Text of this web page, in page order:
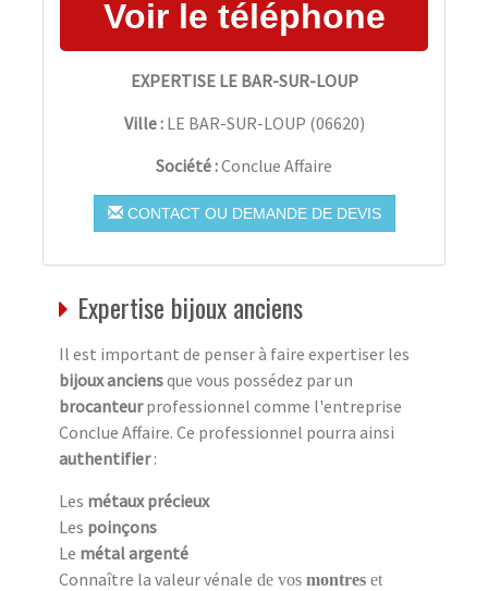
EXPERTISE LE BAR-SUR-LOUP
Ville : LE BAR-SUR-LOUP (06620)
Société :Conclue Affaire
CONTACT OU DEMANDE DE DEVIS
Expertise bijoux anciens
Il est important de penser à faire expertiser les
bijoux anciensque vous possédez par un
brocanteurprofessionnel comme l'entreprise
Conclue Affaire. Ce professionnel pourra ainsi
authentifier:
Les métaux précieux
Les poinçons
Le métal argenté
Connaître la valeur vénale de vos montres et